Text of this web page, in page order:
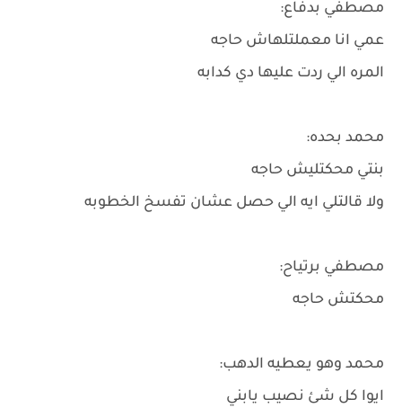
مصطفي بدفاع:
عمي انا معملتلهاش حاجه
المره الي ردت عليها دي كدابه
محمد بحده:
بنتي محكتليش حاجه
ولا قالتلي ايه الي حصل عشان تفسخ الخطوبه
مصطفي برتياح:
محكتش حاجه
محمد وهو يعطيه الدهب:
ايوا كل شئ نصيب يابني